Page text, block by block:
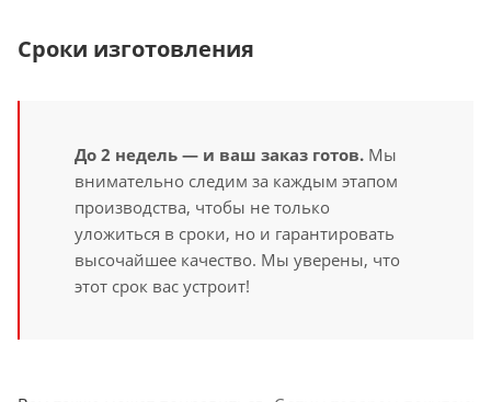
Сроки изготовления
До 2 недель — и ваш заказ готов. Мы
внимательно следим за каждым этапом
производства, чтобы не только
уложиться в сроки, но и гарантировать
высочайшее качество. Мы уверены, что
этот срок вас устроит!